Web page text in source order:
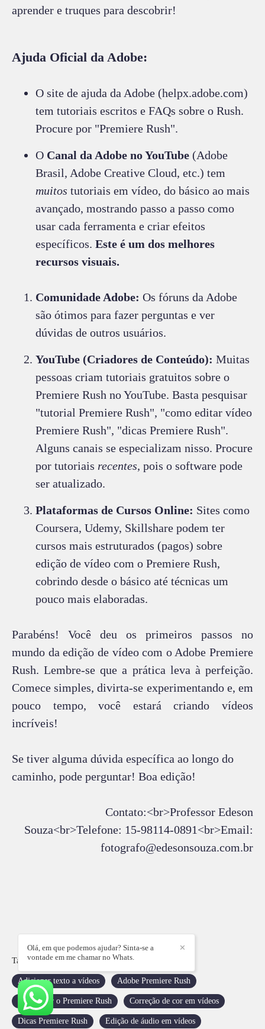
aprender e truques para descobrir!
Ajuda Oficial da Adobe:
O site de ajuda da Adobe (helpx.adobe.com)
tem tutoriais escritos e FAQs sobre o Rush.
Procure por "Premiere Rush".
O Canal da Adobe no YouTube (Adobe
Brasil, Adobe Creative Cloud, etc.) tem
muitos tutoriais em vídeo, do básico ao mais
avançado, mostrando passo a passo como
usar cada ferramenta e criar efeitos
específicos. Este é um dos melhores
recursos visuais.
Comunidade Adobe: Os fóruns da Adobe
são ótimos para fazer perguntas e ver
dúvidas de outros usuários.
YouTube (Criadores de Conteúdo): Muitas
pessoas criam tutoriais gratuitos sobre o
Premiere Rush no YouTube. Basta pesquisar
"tutorial Premiere Rush", "como editar vídeo
Premiere Rush", "dicas Premiere Rush".
Alguns canais se especializam nisso. Procure
por tutoriais recentes, pois o software pode
ser atualizado.
Plataformas de Cursos Online: Sites como
Coursera, Udemy, Skillshare podem ter
cursos mais estruturados (pagos) sobre
edição de vídeo com o Premiere Rush,
cobrindo desde o básico até técnicas um
pouco mais elaboradas.
Parabéns! Você deu os primeiros passos no
mundo da edição de vídeo com o Adobe Premiere
Rush. Lembre-se que a prática leva à perfeição.
Comece simples, divirta-se experimentando e, em
pouco tempo, você estará criando vídeos
incríveis!
Se tiver alguma dúvida específica ao longo do
caminho, pode perguntar! Boa edição!
Contato:<br>Professor Edeson
Souza<br>Telefone: 15-98114-0891<br>Email:
fotografo@edesonsouza.com.br
Tags
Adicionar texto a vídeos Adobe Premiere Rush
Como usar o Premiere Rush Correção de cor em vídeos
Dicas Premiere Rush Edição de áudio em vídeos
✕
Olá, em que podemos ajudar? Sinta-se a
vontade em me chamar no Whats.